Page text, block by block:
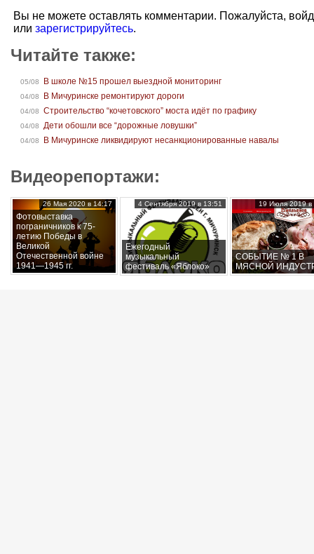
Вы не можете оставлять комментарии. Пожалуйста,
или зарегистрируйтесь.
Читайте также:
05/08 В школе №15 прошел выездной мониторинг
04/08 В Мичуринске ремонтируют дороги
04/08 Строительство “кочетовского” моста идёт по графику
04/08 Дети обошли все “дорожные ловушки”
04/08 В Мичуринске ликвидируют несанкционированные навалы
Видеорепортажи:
Фотовыставка
пограничников к 75-
летию Победы в
Великой
Отечественной войне
1941—1945 гг.
26 Мая 2020 в 14:17
Ежегодный
музыкальный
фестиваль «Яблоко»
4 Сентября 2019 в 13:51
СОБЫТИЕ № 1 В
МЯСНОЙ
19 Июля 2019 в